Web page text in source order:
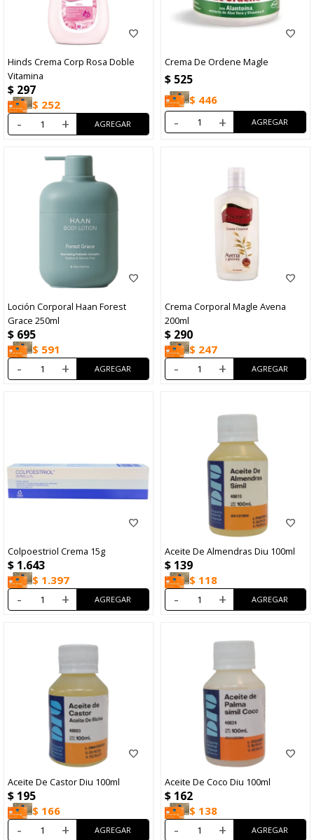
Hinds Crema Corp Rosa Doble
Vitamina
$ 297
$ 252
- +
Crema De Ordene Magle
$ 525
$ 446
- +
Loción Corporal Haan Forest
Grace 250ml
$ 695
$ 591
- +
Crema Corporal Magle Avena
200ml
$ 290
$ 247
- +
Colpoestriol Crema 15g
$ 1.643
$ 1.397
- +
Aceite De Almendras Diu 100ml
$ 139
$ 118
- +
Aceite De Castor Diu 100ml
$ 195
$ 166
- +
Aceite De Coco Diu 100ml
$ 162
$ 138
- +